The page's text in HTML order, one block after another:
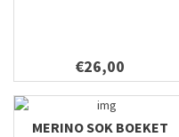
€26,00
MERINO SOK BOEKET